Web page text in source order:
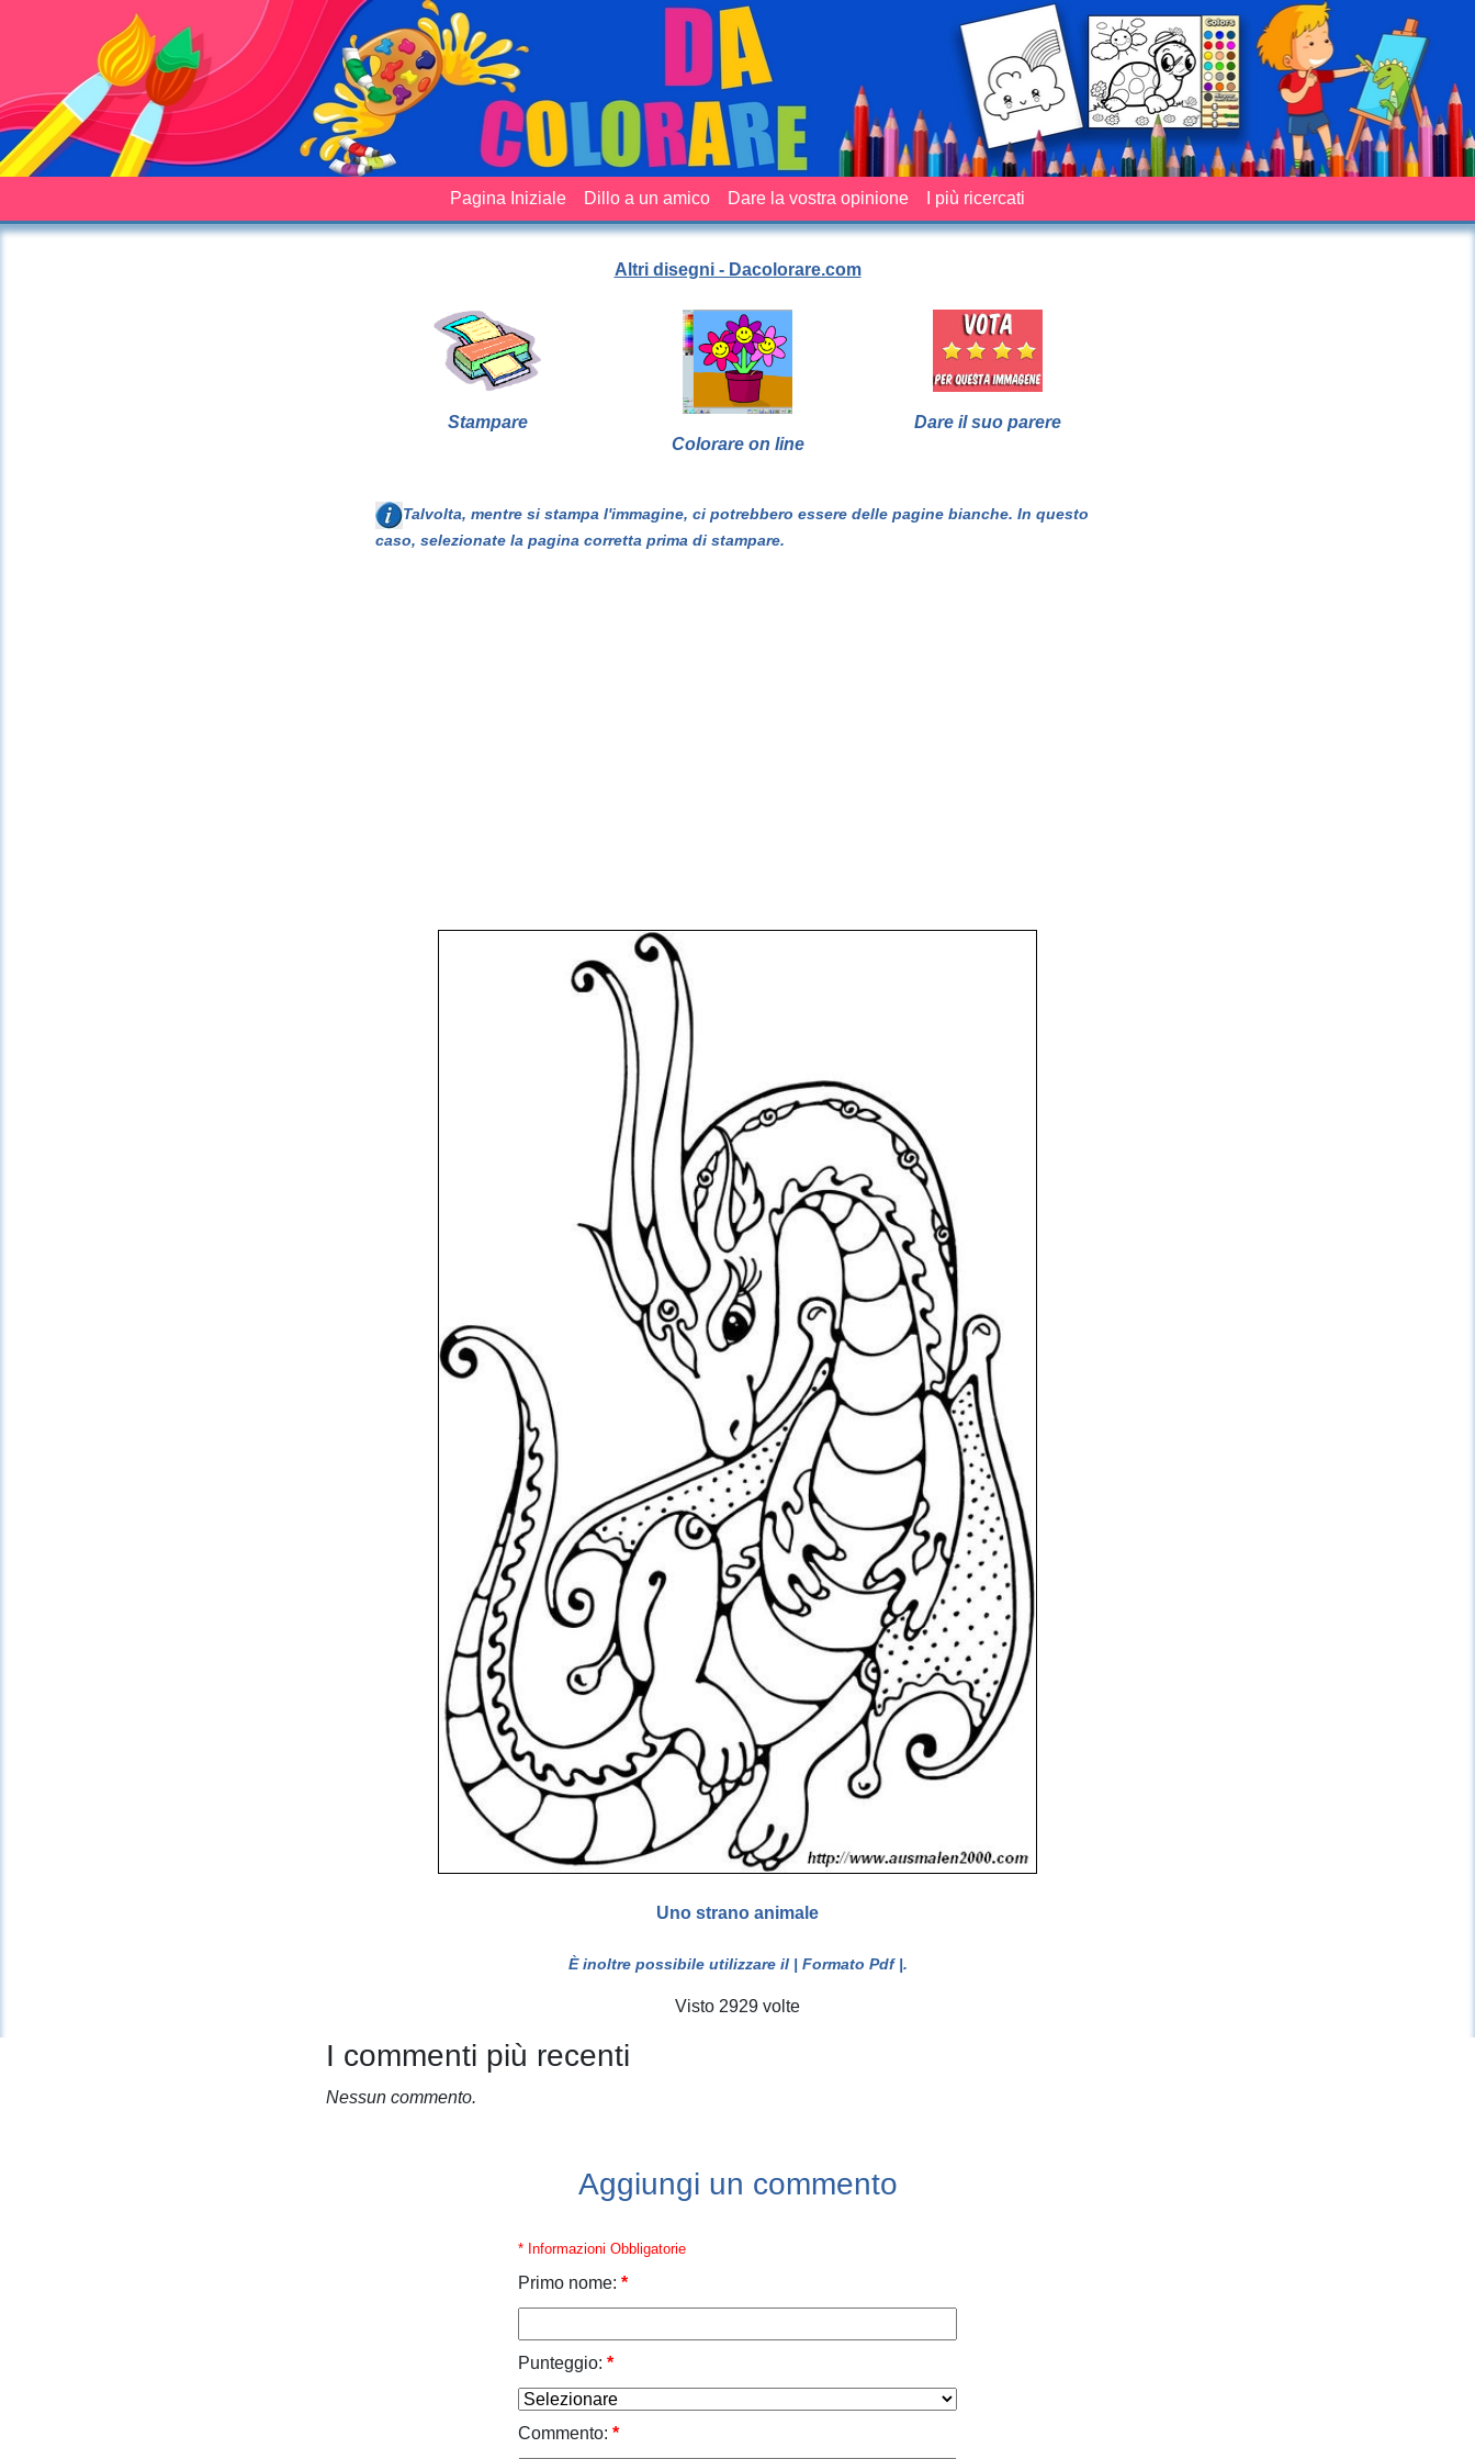
Pagina Iniziale Dillo a un amico Dare la vostra opinione I più ricercati
Altri disegni - Dacolorare.com
Stampare
Colorare on line
Dare il suo parere
Talvolta, mentre si stampa l'immagine, ci potrebbero essere delle pagine bianche. In questo
caso, selezionate la pagina corretta prima di stampare.
Uno strano animale
È inoltre possibile utilizzare il | Formato Pdf |.
Visto 2929 volte
I commenti più recenti
Nessun commento.
Aggiungi un commento
* Informazioni Obbligatorie
Primo nome: *
Punteggio: *
Commento: *